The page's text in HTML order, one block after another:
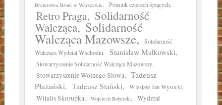
Braterstwa Broni w Warszawie
Pomnik czterech śpiących
Retro Praga Solidarność
Walcząca Solidarność
Walcząca Mazowsze
Solidarność
Walcząca Wydział Wschodni
Stanisław Małkowski
Stowarzyszenie Solidarność Walcząca Mazowsze
Stowarzyszenie Wolnego Słowa
Tadeusz
Płużański
Tadeusz Stański Wiesław Jan Wysocki
Witalis Skorupka Wojciech Boberski Wydział